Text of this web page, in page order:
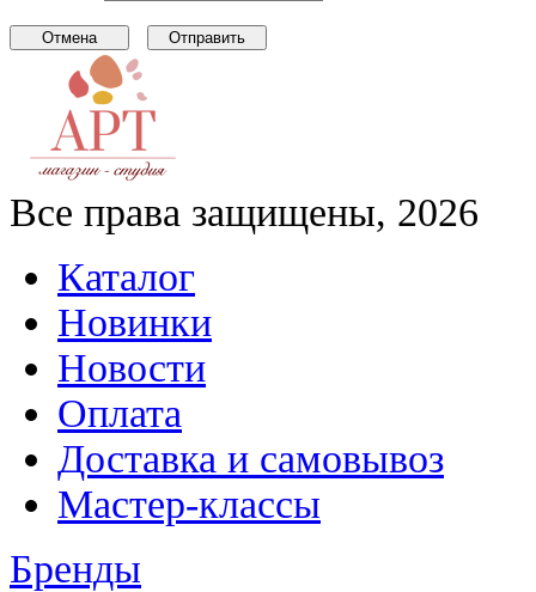
Все права защищены, 2026
Каталог
Новинки
Новости
Оплата
Доставка и самовывоз
Мастер-классы
Бренды